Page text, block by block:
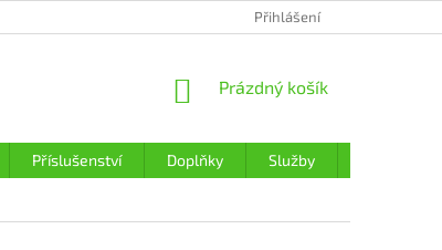
ZÁSADY OCHRANY
Přihlášení
NÁKUPNÍ
Prázdný košík
Příslušenství Doplňky Služby